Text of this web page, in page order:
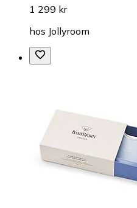
1 299 kr
hos Jollyroom